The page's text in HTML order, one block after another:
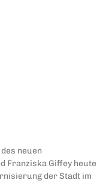
neuen
Franziska Giffey heute
der Stadt im